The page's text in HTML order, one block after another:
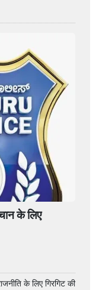
के लिए
के लिए गिरगिट की